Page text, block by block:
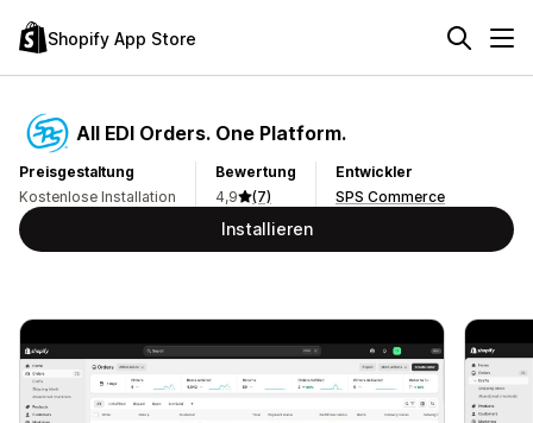
Shopify App Store
All EDI Orders. One Platform.
Preisgestaltung
Kostenlose Installation
Bewertung
4,9
(7)
Entwickler
SPS Commerce
Installieren